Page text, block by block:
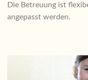
Die Betreuung ist
angepasst werden.